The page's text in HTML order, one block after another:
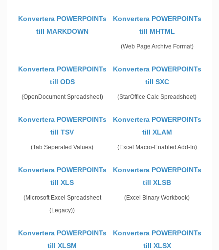
Konvertera POWERPOINTs
till MARKDOWN
Konvertera POWERPOINTs
till MHTML
(Web Page Archive Format)
Konvertera POWERPOINTs
till ODS
(OpenDocument Spreadsheet)
Konvertera POWERPOINTs
till SXC
(StarOffice Calc Spreadsheet)
Konvertera POWERPOINTs
till TSV
(Tab Seperated Values)
Konvertera POWERPOINTs
till XLAM
(Excel Macro-Enabled Add-In)
Konvertera POWERPOINTs
till XLS
(Microsoft Excel Spreadsheet
(Legacy))
Konvertera POWERPOINTs
till XLSB
(Excel Binary Workbook)
Konvertera POWERPOINTs
till XLSM
Konvertera POWERPOINTs
till XLSX